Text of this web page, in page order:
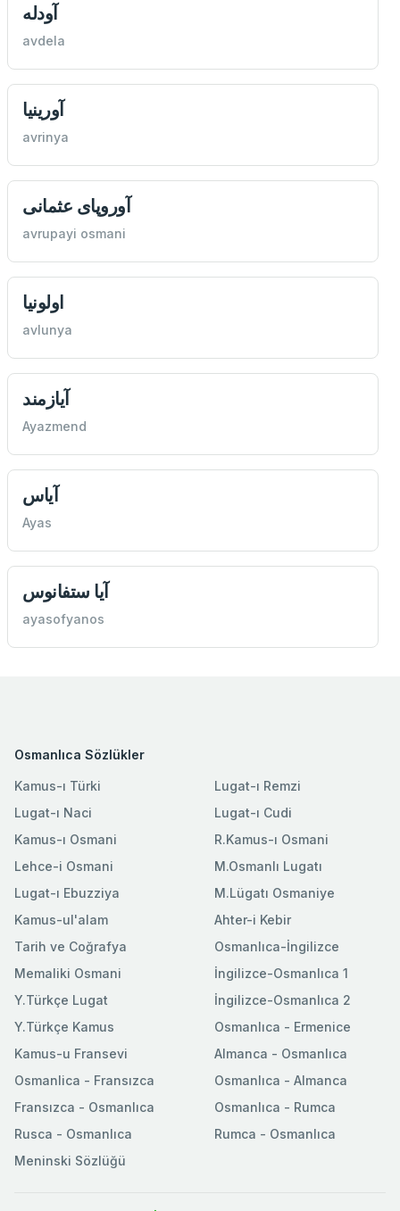
آودله
avdela
آورینيا
avrinya
آوروپای عثمانی
avrupayi osmani
اولونيا
avlunya
آيازمند
Ayazmend
آياس
Ayas
آيا ستفانوس
ayasofyanos
Osmanlıca Sözlükler
Kamus-ı Türki
Lugat-ı Naci
Kamus-ı Osmani
Lehce-i Osmani
Lugat-ı Ebuzziya
Lugat-ı Remzi
Lugat-ı Cudi
R.Kamus-ı Osmani
M.Osmanlı Lugatı
M.Lügatı Osmaniye
Kamus-ul'alam
Tarih ve Coğrafya
Memaliki Osmani
Y.Türkçe Lugat
Y.Türkçe Kamus
Ahter-i Kebir
Osmanlıca-İngilizce
İngilizce-Osmanlıca 1
İngilizce-Osmanlıca 2
Osmanlıca - Ermenice
Kamus-u Fransevi
Osmanlica - Fransızca
Fransızca - Osmanlıca
Rusca - Osmanlıca
Meninski Sözlüğü
Almanca - Osmanlıca
Osmanlıca - Almanca
Osmanlıca - Rumca
Rumca - Osmanlıca